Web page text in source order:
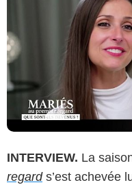
INTERVIEW. La
regards’est achevée